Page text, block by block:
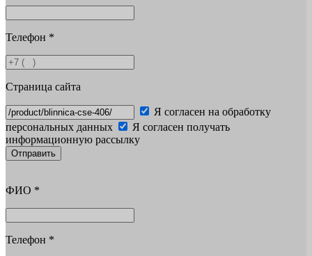
Телефон *
Страница сайта
Я согласен на обработку
персональных данных
Я согласен получать
информационную рассылку
Отправить
ФИО *
Телефон *